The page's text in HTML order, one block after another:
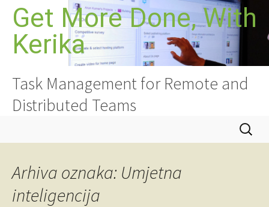
Skoči
sadržaja
Get More Done, With
Kerika
Task Management for Remote and
Distributed Teams
Arhiva oznaka: Umjetna
inteligencija